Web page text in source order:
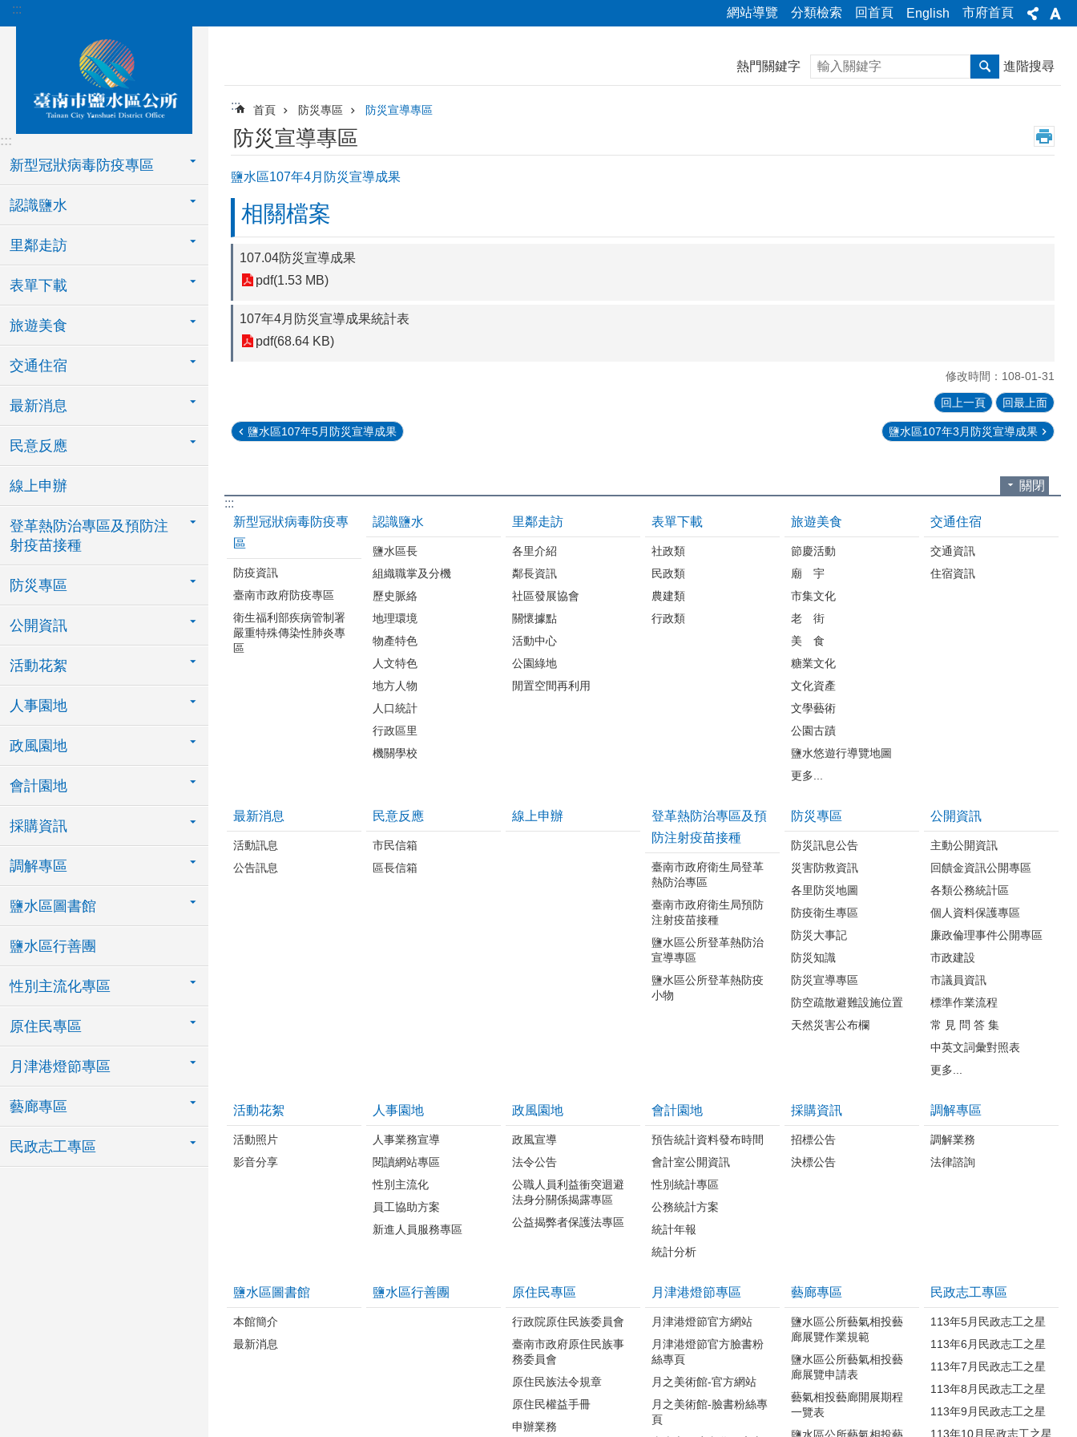
跳到主要內容區塊
::: 網站導覽 分類檢索 回首頁 English 市府首頁
:::
新型冠狀病毒防疫專區
認識鹽水
里鄰走訪
表單下載
旅遊美食
交通住宿
最新消息
民意反應
線上申辦
登革熱防治專區及預防注
射疫苗接種
防災專區
公開資訊
活動花絮
人事園地
政風園地
會計園地
採購資訊
調解專區
鹽水區圖書館
鹽水區行善團
性別主流化專區
原住民專區
月津港燈節專區
藝廊專區
民政志工專區
熱門關鍵字 搜尋 進階搜尋
::: 首頁 防災專區 防災宣導專區
防災宣導專區
鹽水區107年4月防災宣導成果
相關檔案
107.04防災宣導成果
pdf(1.53 MB)
107年4月防災宣導成果統計表
pdf(68.64 KB)
修改時間：108-01-31
回上一頁 回最上面
鹽水區107年5月防災宣導成果 鹽水區107年3月防災宣導成果
關閉
:::
新型冠狀病毒防疫專
區
防疫資訊
臺南市政府防疫專區
衛生福利部疾病管制署
嚴重特殊傳染性肺炎專
區
認識鹽水
鹽水區長
組織職掌及分機
歷史脈絡
地理環境
物產特色
人文特色
地方人物
人口統計
行政區里
機關學校
里鄰走訪
各里介紹
鄰長資訊
社區發展協會
關懷據點
活動中心
公園綠地
閒置空間再利用
表單下載
社政類
民政類
農建類
行政類
旅遊美食
節慶活動
廟 宇
市集文化
老 街
美 食
糖業文化
文化資產
文學藝術
公園古蹟
鹽水悠遊行導覽地圖
更多...
交通住宿
交通資訊
住宿資訊
最新消息
活動訊息
公告訊息
民意反應
市民信箱
區長信箱
線上申辦
登革熱防治專區及預
防注射疫苗接種
臺南市政府衛生局登革
熱防治專區
臺南市政府衛生局預防
注射疫苗接種
鹽水區公所登革熱防治
宣導專區
鹽水區公所登革熱防疫
小物
防災專區
防災訊息公告
災害防救資訊
各里防災地圖
防疫衛生專區
防災大事記
防災知識
防災宣導專區
防空疏散避難設施位置
天然災害公布欄
公開資訊
主動公開資訊
回饋金資訊公開專區
各類公務統計區
個人資料保護專區
廉政倫理事件公開專區
市政建設
市議員資訊
標準作業流程
常 見 問 答 集
中英文詞彙對照表
更多...
活動花絮
活動照片
影音分享
人事園地
人事業務宣導
閱讀網站專區
性別主流化
員工協助方案
新進人員服務專區
政風園地
政風宣導
法令公告
公職人員利益衝突迴避
法身分關係揭露專區
公益揭弊者保護法專區
會計園地
預告統計資料發布時間
會計室公開資訊
性別統計專區
公務統計方案
統計年報
統計分析
採購資訊
招標公告
決標公告
調解專區
調解業務
法律諮詢
鹽水區圖書館
本館簡介
最新消息
鹽水區行善團 原住民專區
行政院原住民族委員會
臺南市政府原住民族事
務委員會
原住民族法令規章
原住民權益手冊
申辦業務
月津港燈節專區
月津港燈節官方網站
月津港燈節官方臉書粉
絲專頁
月之美術館-官方網站
月之美術館-臉書粉絲專
頁
藝廊專區
鹽水區公所藝氣相投藝
廊展覽作業規範
鹽水區公所藝氣相投藝
廊展覽申請表
藝氣相投藝廊開展期程
一覽表
鹽水區公所藝氣相投藝
民政志工專區
113年5月民政志工之星
113年6月民政志工之星
113年7月民政志工之星
113年8月民政志工之星
113年9月民政志工之星
113年10月民政志工之星